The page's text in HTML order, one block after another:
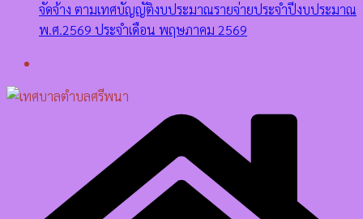
จัดจ้าง ตามเทศบัญญัติงบประมาณรายจ่ายประจำปีงบประมาณ
พ.ศ.2569 ประจำเดือน พฤษภาคม 2569